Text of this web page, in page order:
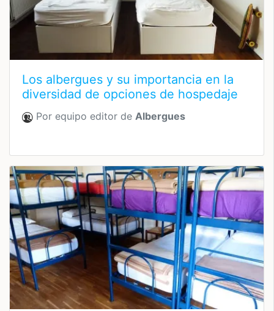
Los albergues y su importancia en la
diversidad de opciones de hospedaje
Por equipo editor de Albergues